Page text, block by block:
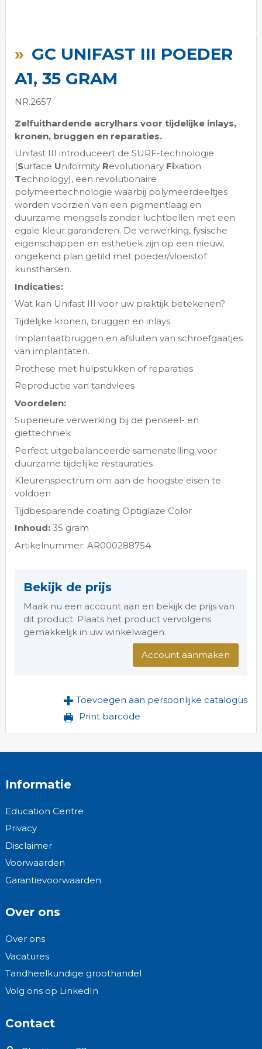
GC UNIFAST III POEDER
A1, 35 GRAM
NR.2657
Zelfuithardende acrylhars voor tijdelijke inlays,
kronen, bruggen en reparaties.
Unifast III introduceert de SURF-technologie
(Surface Uniformity Revolutionary Fixation
Technology), een revolutionaire
polymeertechnologie waarbij polymeerdeeltjes
worden voorzien van een pigmentlaag en
duurzame mengsels zonder luchtbellen met een
egale kleur garanderen. De verwerking, fysische
eigenschappen en esthetiek zijn op een nieuw,
ongekend plan getild met poeder/vloeistof
kunstharsen.
Indicaties:
Wat kan Unifast III voor uw praktijk betekenen?
Tijdelijke kronen, bruggen en inlays
Implantaatbruggen en afsluiten van schroefgaatjes
van implantaten.
Prothese met hulpstukken of reparaties
Reproductie van tandvlees
Voordelen:
Superieure verwerking bij de penseel- en
giettechniek
Perfect uitgebalanceerde samenstelling voor
duurzame tijdelijke restauraties
Kleurenspectrum om aan de hoogste eisen te
voldoen
Tijdbesparende coating Optiglaze Color
Inhoud:35 gram
Artikelnummer: AR000288754
Bekijk de prijs
Maak nu een account aan en bekijk de prijs van
dit product. Plaats het product vervolgens
gemakkelijk in uw winkelwagen.
Account aanmaken
Toevoegen aan persoonlijke catalogus
Print barcode
het
van
afbeeldingen-
gallerij
Informatie
Education Centre
Privacy
Disclaimer
Voorwaarden
Garantievoorwaarden
Over ons
Over ons
Vacatures
Tandheelkundige groothandel
Volg ons op LinkedIn
Contact